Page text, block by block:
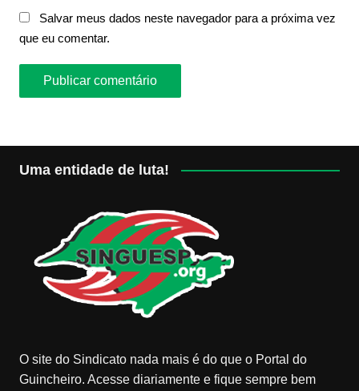
Salvar meus dados neste navegador para a próxima vez
que eu comentar.
Uma entidade de luta!
O site do Sindicato nada mais é do que o Portal do
Guincheiro. Acesse diariamente e fique sempre bem